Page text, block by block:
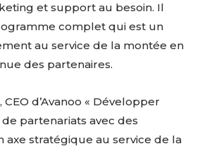
et support au besoin. Il
complet qui est un
au service de la montée en
des partenaires.
d’Avanoo « Développer
partenariats avec des
axe stratégique au service de la